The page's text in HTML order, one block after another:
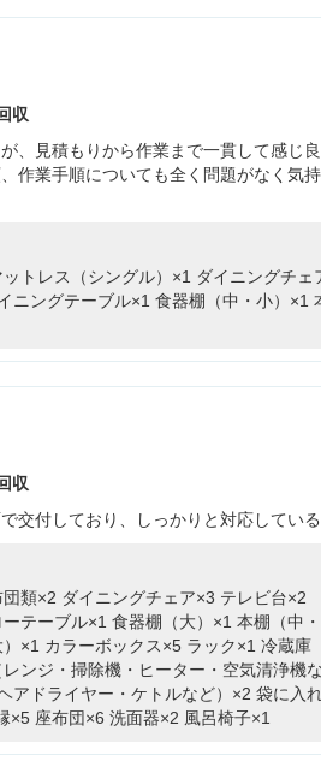
収
、見積もりから作業まで一貫して感じ
作業手順についても全く問題がなく気
ットレス（シングル）×1 ダイニングチェ
ニングテーブル×1 食器棚（中・小）×1
収
交付しており、しっかりと対応している
団類×2 ダイニングチェア×3 テレビ台×2
ーテーブル×1 食器棚（大）×1 本棚（中
×1 カラーボックス×5 ラック×1 冷蔵庫
ンジ・掃除機・ヒーター・空気清浄機
アドライヤー・ケトルなど）×2 袋に入
×5 座布団×6 洗面器×2 風呂椅子×1